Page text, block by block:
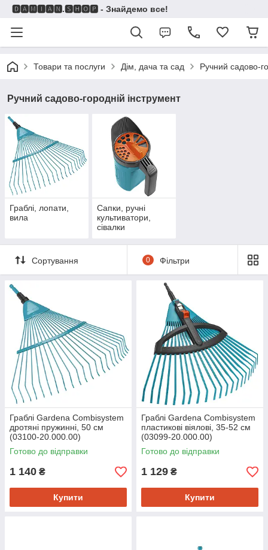
🅳🅰🅼🅸🅰🅽.🆂🅷🅾🅿 - Знайдемо все!
Товари та послуги Дім, дача та сад Ручний садово-
Ручний садово-городній інструмент
Граблі, лопати,
вила
Сапки, ручні
культиватори,
сівалки
Сортування 0 Фільтри
Граблі Gardena Combisystem
дротяні пружинні, 50 см
(03100-20.000.00)
Готово до відправки
1 140 ₴
Купити
Граблі Gardena Combisystem
пластикові віялові, 35-52 см
(03099-20.000.00)
Готово до відправки
1 129 ₴
Купити